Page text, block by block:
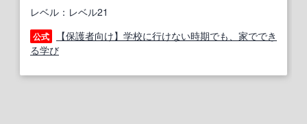
レベル：レベル21
公式
【保護者向け】学校に行けない時期でも、家ででき
る学び